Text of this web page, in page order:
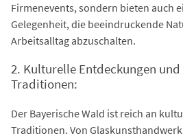
Firmenevents, sondern bieten auch
Gelegenheit, die beeindruckende
Arbeitsalltag abzuschalten.
2. Kulturelle Entdeckungen
Traditionen:
Der Bayerische Wald ist reich an
Traditionen. Von